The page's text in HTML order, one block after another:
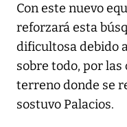
Con este nuevo
reforzará esta
dificultosa debido
sobre todo, por
terreno donde se
sostuvo Palacios.